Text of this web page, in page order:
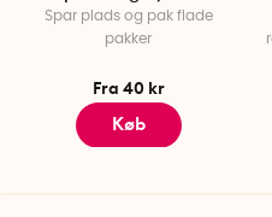
Spar plads og pak flade
pakker
Fra 40 kr
Køb